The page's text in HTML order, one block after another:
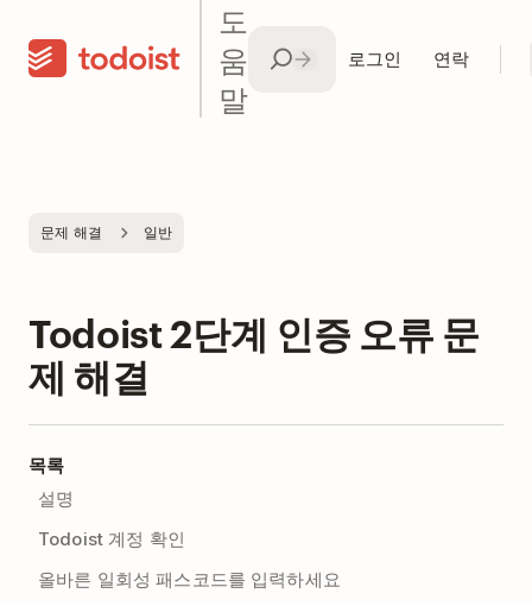
도
움
말
로그인 연락
문제 해결 일반
Todoist 2단계 인증 오류 문
제 해결
목록
설명
Todoist 계정 확인
올바른 일회성 패스코드를 입력하세요